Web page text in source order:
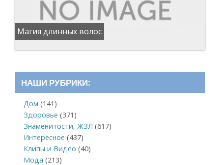
Магия длинных волос
НАШИ РУБРИКИ:
Дом (141)
Здоровье (371)
Знаменитости, ЖЗЛ (617)
Интересное (437)
Клипы и Видео (40)
Мода (213)